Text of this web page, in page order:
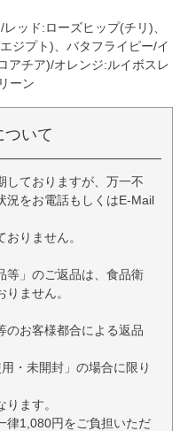
ッド:ローズヒップ(チリ)、
ジプト)、バタフライピー/イ
アチア)/オレンジ:ルイボスレ
ーン
ついて
しておりますが、万一不
況をお電話もしくはE-Mail
りません。
等」のご返品は、食品衛
ません。
のお客様都合による返品
・未開封」の場合に限り
ます。
律1,080円をご負担いただ